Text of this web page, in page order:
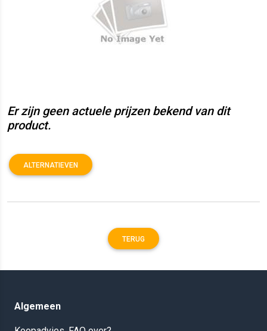
Er zijn geen actuele prijzen bekend van dit
product.
ALTERNATIEVEN
TERUG
Algemeen